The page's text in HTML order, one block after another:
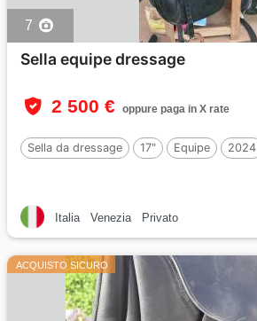
7
Sella equipe dressage
2 500 € oppure paga in X rate
Sella da dressage 17" Equipe 2024
Italia Venezia Privato
ACQUISTO SICURO